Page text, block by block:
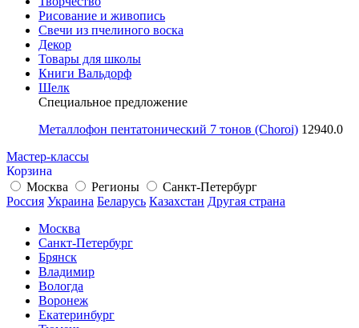
Рисование и живопись
Свечи из пчелиного воска
Декор
Товары для школы
Книги Вальдорф
Шелк
Специальное предложение
Металлофон пентатонический 7 тонов (Choroi) 12940.0
Мастер-классы
Корзина
Москва
Регионы
Санкт-Петербург
Россия Украина Беларусь Казахстан Другая страна
Москва
Санкт-Петербург
Брянск
Владимир
Вологда
Воронеж
Екатеринбург